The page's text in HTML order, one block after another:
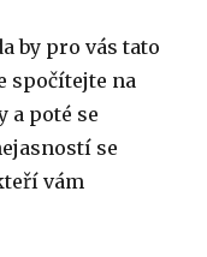
by pro vás tato
spočítejte na
a poté se
se
vám